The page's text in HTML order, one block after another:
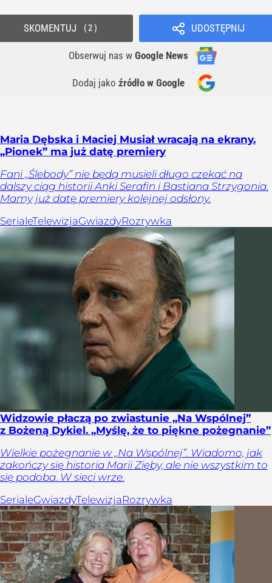
UDOSTĘPNIJ
Obserwuj nas w Google News
Dodaj jako źródło w Google
SKOMENTUJ 2
Maria Dębska i Maciej Musiał wracają na ekrany.
„Pionek” ma już datę premiery
Fani „Ślebody” nie będą musieli długo czekać na
dalszy ciąg historii Anki Serafin i Bastiana Strzygonia.
Mamy już datę premiery kolejnej odsłony.
SerialeTelewizjaGwiazdyRozrywka
Widzowie płaczą po zwiastunie „Na Wspólnej”
z Bożeną Dykiel. „Myślę, że to piękne pożegnanie”
Wielkie pożegnanie w „Na Wspólnej”. Wiadomo, jak
zakończy się historia Marii Zięby, ale nie wszystkim to
się podoba. W sieci wrze.
SerialeGwiazdyTelewizjaRozrywka